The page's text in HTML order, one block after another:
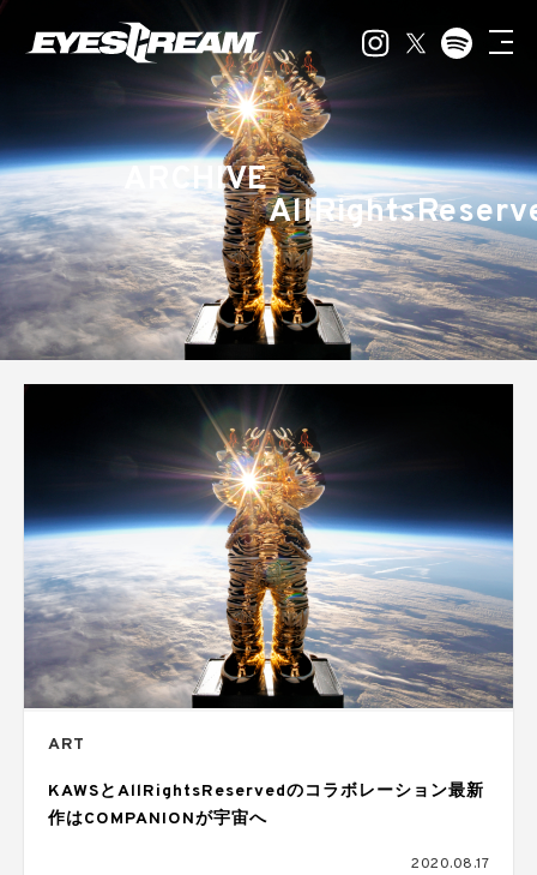
ARCHIVE
ART
KAWSとAllRightsReservedのコラボレーション最新
作はCOMPANIONが宇宙へ
2020.08.17